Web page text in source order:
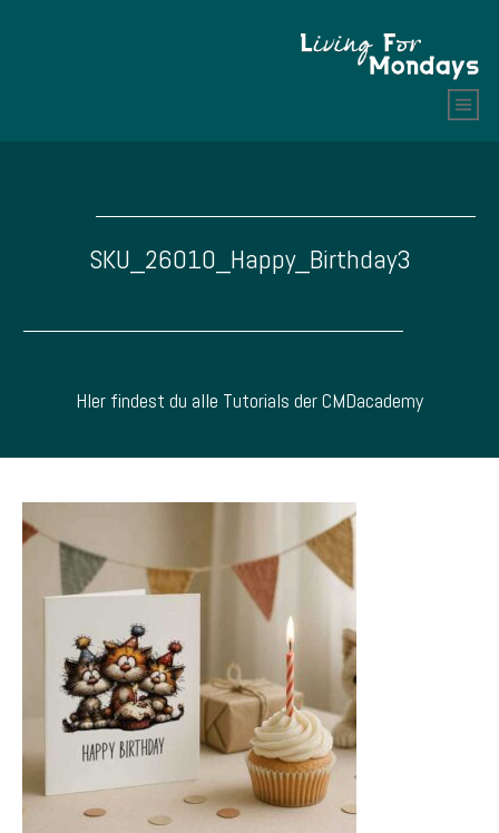
SKU_26010_Happy_Birthday3
HIer findest du alle Tutorials der CMDacademy